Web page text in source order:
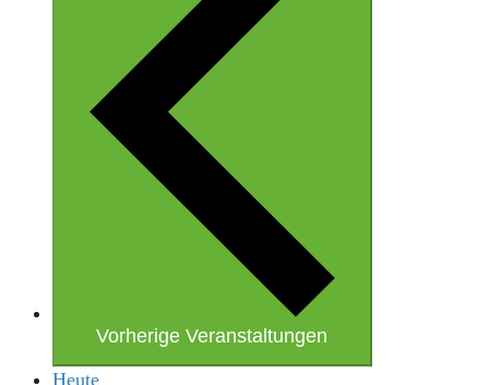
VorherigeVeranstaltungen
Heute